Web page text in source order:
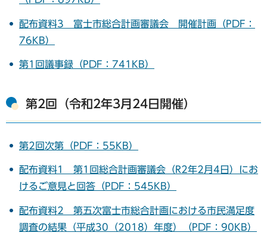
配布資料3 富士市総合計画審議会 開催計画（PDF：
76KB）
第1回議事録（PDF：741KB）
第2回（令和2年3月24日開催）
第2回次第（PDF：55KB）
配布資料1 第1回総合計画審議会（R2年2月4日）にお
けるご意見と回答（PDF：545KB）
配布資料2 第五次富士市総合計画における市民満足度
調査の結果（平成30（2018）年度）（PDF：90KB）